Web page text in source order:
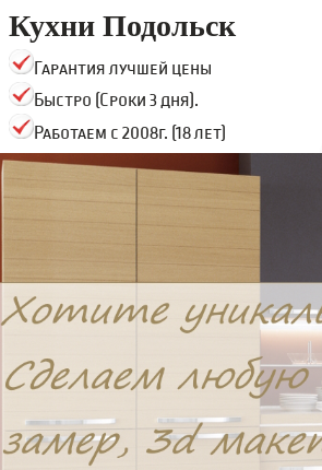
Кухни Подольск
Гарантия лучшей цены
Быстро (Сроки 3 дня).
Работаем с 2008г. (18 лет)